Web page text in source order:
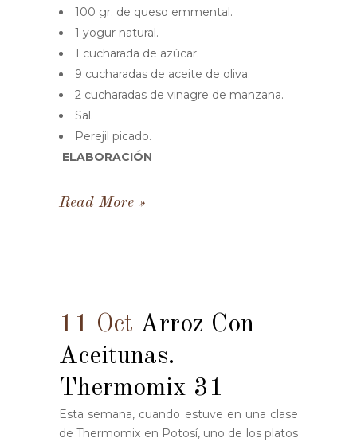
100 gr. de queso emmental.
1 yogur natural.
1 cucharada de azúcar.
9 cucharadas de aceite de oliva.
2 cucharadas de vinagre de manzana.
Sal.
Perejil picado.
ELABORACIÓN
Read More
11 Oct Arroz Con
Aceitunas.
Thermomix 31
Esta semana, cuando estuve en una clase
de Thermomix en Potosí, uno de los platos